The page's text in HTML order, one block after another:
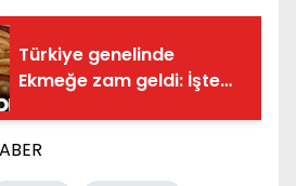
Türkiye genelinde
Ekmeğe zam geldi: İşte